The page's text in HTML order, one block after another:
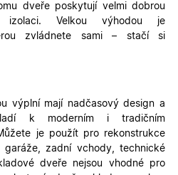
dveře poskytují velmi dobrou
Velkou výhodou je
zvládnete sami – stačí si
výplní mají nadčasový design a
k moderním i tradičním
je použít pro rekonstrukce
zadní vchody, technické
dveře nejsou vhodné pro